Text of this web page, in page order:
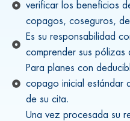
verificar los beneficios
copagos, coseguros,
Es su responsabilidad
comprender sus pólizas
Para planes con
copago inicial estándar
de su cita.
Una vez procesada su